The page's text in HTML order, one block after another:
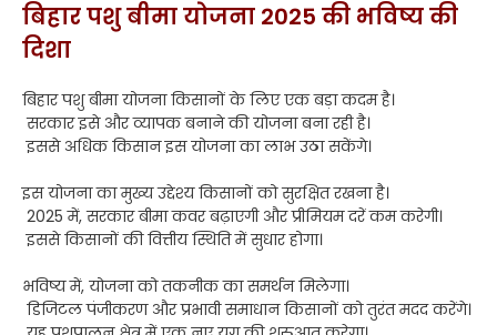
बिहार पशु बीमा योजना 2025 की भविष्य की
दिशा
बिहार पशु बीमा योजना किसानों के लिए एक बड़ा कदम है।
सरकार इसे और व्यापक बनाने की योजना बना रही है।
इससे अधिक किसान इस योजना का लाभ उठा सकेंगे।
इस योजना का मुख्य उद्देश्य किसानों को सुरक्षित रखना है।
2025 में, सरकार बीमा कवर बढ़ाएगी और प्रीमियम दरें कम करेगी।
इससे किसानों की वित्तीय स्थिति में सुधार होगा।
भविष्य में, योजना को तकनीक का समर्थन मिलेगा।
डिजिटल पंजीकरण और प्रभावी समाधान किसानों को तुरंत मदद करेंगे।